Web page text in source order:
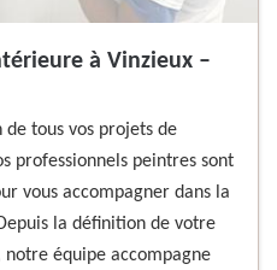
à Vinzieux –
de tous vos projets de
professionnels peintres sont
vous accompagner dans la
la définition de votre
notre équipe accompagne